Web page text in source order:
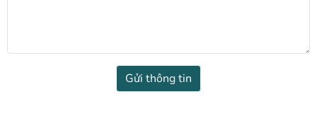
Gửi thông tin